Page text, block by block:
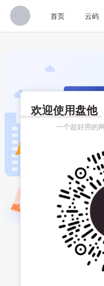
首页 云屿
欢迎使用盘他
一个超好用的